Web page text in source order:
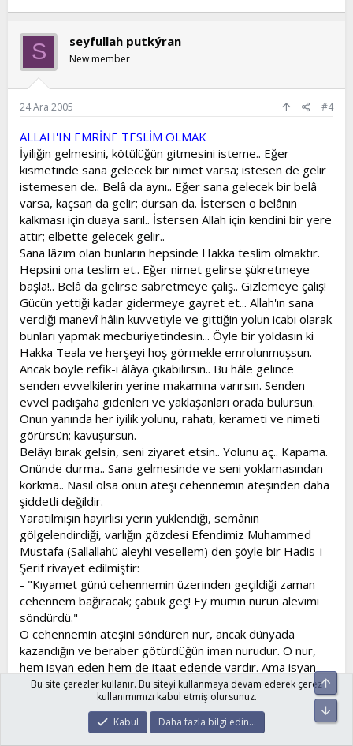
S seyfullah putkýran
New member
24 Ara 2005 #4
ALLAH'IN EMRİNE TESLİM OLMAK
İyiliğin gelmesini, kötülüğün gitmesini isteme.. Eğer
kısmetinde sana gelecek bir nimet varsa; istesen de gelir
istemesen de.. Belâ da aynı.. Eğer sana gelecek bir belâ
varsa, kaçsan da gelir; dursan da. İstersen o belânın
kalkması için duaya sarıl.. İstersen Allah için kendini bir yere
attır; elbette gelecek gelir..
Sana lâzım olan bunların hepsinde Hakka teslim olmaktır.
Hepsini ona teslim et.. Eğer nimet gelirse şükretmeye
başla!.. Belâ da gelirse sabretmeye çalış.. Gizlemeye çalış!
Gücün yettiği kadar gidermeye gayret et... Allah'ın sana
verdiği manevî hâlin kuvvetiyle ve gittiğin yolun icabı olarak
bunları yapmak mecburiyetindesin... Öyle bir yoldasın ki
Hakka Teala ve herşeyi hoş görmekle emrolunmuşsun.
Ancak böyle refik-i âlâya çıkabilirsin.. Bu hâle gelince
senden evvelkilerin yerine makamına varırsın. Senden
evvel padişaha gidenleri ve yaklaşanları orada bulursun.
Onun yanında her iyilik yolunu, rahatı, kerameti ve nimeti
görürsün; kavuşursun.
Belâyı bırak gelsin, seni ziyaret etsin.. Yolunu aç.. Kapama.
Önünde durma.. Sana gelmesinde ve seni yoklamasından
korkma.. Nasıl olsa onun ateşi cehennemin ateşinden daha
şiddetli değildir.
Yaratılmışın hayırlısı yerin yüklendiği, semânın
gölgelendirdiği, varlığın gözdesi Efendimiz Muhammed
Mustafa (Sallallahü aleyhi vesellem) den şöyle bir Hadis-i
Şerif rivayet edilmiştir:
- "Kıyamet günü cehennemin üzerinden geçildiği zaman
cehennem bağıracak; çabuk geç! Ey mümin nurun alevimi
söndürdü."
O cehennemin ateşini söndüren nur, ancak dünyada
kazandığın ve beraber götürdüğün iman nurudur. O nur,
hem isyan eden hem de itaat edende vardır. Ama isyan
eden ondan faydalanamaz...
işte dünyadaki belâ ateşini de söndüren bu nurdur.. Sen de
eğer sabreder, Hakka uyarsan mükâfatını görürsün...
Belânın sana gelmesi seni heyecana düşürmesin.
Bu site çerezler kullanır. Bu siteyi kullanmaya devam ederek çerez
kullanımımızı kabul etmiş olursunuz.
Kabul
Daha fazla bilgi edin…
Üst
Alt